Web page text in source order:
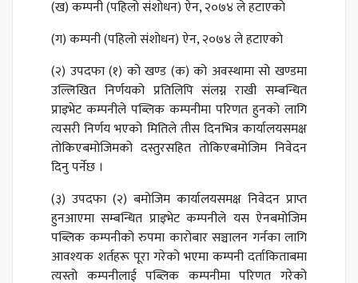
(ख) कम्पनी (पहिलो संशोधन) ऐन, २०७४ ले हटाएकाे
(ग) कम्पनी (पहिलो संशोधन) ऐन, २०७४ ले हटाएकाे
(२) उपदफा (१) को खण्ड (क) को अवस्थामा सो खण्डमा
उल्लिखित निर्णयको प्रतिलिपि संलग्न राखी सम्बन्धित
प्राइभेट कम्पनीले पब्लिक कम्पनीमा परिणत हुनको लागि
त्यसरी निर्णय भएको मितिले तीस दिनभित्र कार्यालयसमक्ष
तोकिएबमोजिमको दस्तुरसहित तोकिएबमोजिम निवेदन
दिनु पर्नेछ ।
(३) उपदफा (२) बमोजिम कार्यालयसमक्ष निवेदन प्राप्त
हुनआएमा सम्बन्धित प्राइभेट कम्पनीले यस ऐनबमोजिम
पब्लिक कम्पनीको रुपमा कारोबार सञ्चालन गर्नका लागि
आवश्यक शर्तहरू पूरा गरेको भएमा कम्पनी दर्ताकिताबमा
त्यस्तो कम्पनीलाई पब्लिक कम्पनीमा परिणत गरेको